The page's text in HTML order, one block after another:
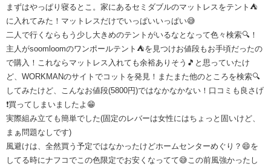
まずはやっぱり寝るとこ。家にあるセミダブルのマットレスをテント⛺
に入れてみた！マットレスだけでいっぱいいっぱい😅
二人で行くならもう少し大きめのテントがいるなとなって色々検索🔍！
主人がsoomloomのワンポールテント⛺を見つけお値段もお手頃だったの
で購入！これならマットレス入れても余裕ありそう🎵と思っていたけ
ど、WORKMANのサイトでコットを発見！またまた他のところを検索🔍
してみたけど、こんなお値段(5800円)ではなかなかない！口コミも良さげ
❗買ってしまいましたよ😁
実際組み立ても簡単でした(固定のレバーは女性にはちょっと固いけど、
まぁ問題なしです)
風避けは、全然買う予定ではなかったけどホームセンターめぐり？😄を
してる時にナフコでこの色限定でお安くなってて😅この前風強かったし